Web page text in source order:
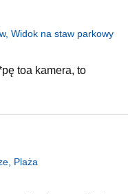
Widok na staw parkowy
toa kamera, to
Plaża